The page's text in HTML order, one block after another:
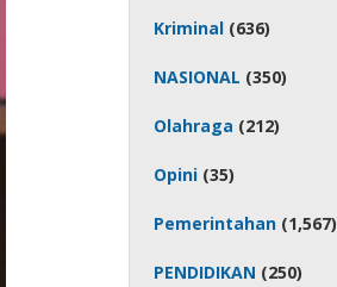
Kriminal (636)
NASIONAL (350)
Olahraga (212)
Opini (35)
Pemerintahan (1,567)
PENDIDIKAN (250)